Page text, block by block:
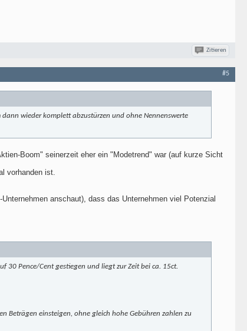
Zitieren
#5
wieder komplett abzustürzen und ohne Nennenswerte
Boom" seinerzeit eher ein "Modetrend" war (auf kurze Sicht
vorhanden ist.
anschaut), dass das Unternehmen viel Potenzial
30 Pence/Cent gestiegen und liegt zur Zeit bei ca. 15ct.
Beträgen einsteigen, ohne gleich hohe Gebühren zahlen zu